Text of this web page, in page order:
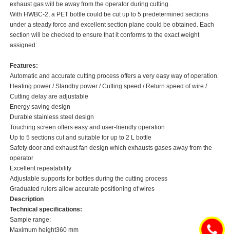
exhaust gas will be away from the operator during cutting.
With HWBC-2, a PET bottle could be cut up to 5 predetermined sections
under a steady force and excellent section plane could be obtained. Each
section will be checked to ensure that it conforms to the exact weight
assigned.
Features:
Automatic and accurate cutting process offers a very easy way of operation
Heating power / Standby power / Cutting speed / Return speed of wire /
Cutting delay are adjustable
Energy saving design
Durable stainless steel design
Touching screen offers easy and user-friendly operation
Up to 5 sections cut and suitable for up to 2 L bottle
Safety door and exhaust fan design which exhausts gases away from the
operator
Excellent repeatability
Adjustable supports for bottles during the cutting process
Graduated rulers allow accurate positioning of wires
Description
Technical specifications:
Sample range:
Maximum height360 mm